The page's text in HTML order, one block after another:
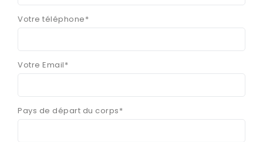
Votre téléphone*
Votre Email*
Pays de départ du corps*